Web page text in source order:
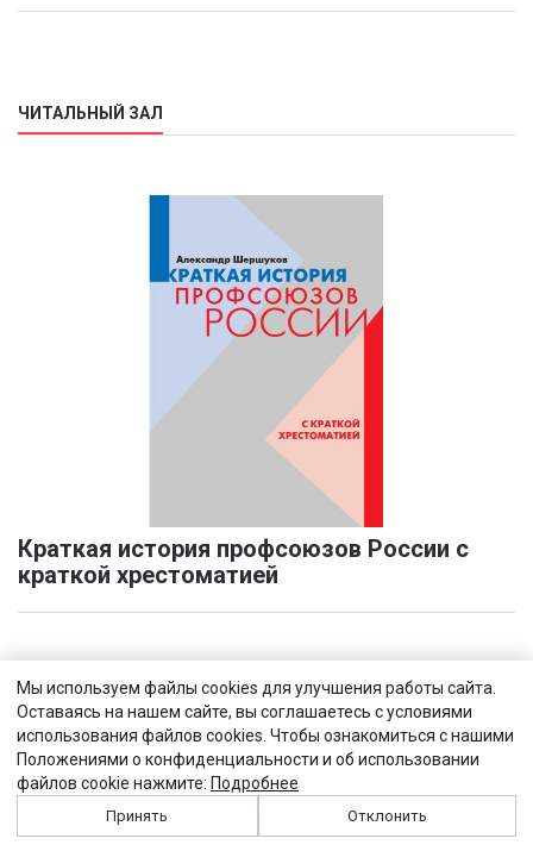
ЧИТАЛЬНЫЙ ЗАЛ
Краткая история профсоюзов России с
краткой хрестоматией
Мы используем файлы cookies для улучшения работы сайта.
Оставаясь на нашем сайте, вы соглашаетесь с условиями
использования файлов cookies. Чтобы ознакомиться с нашими
Положениями о конфиденциальности и об использовании
файлов cookie нажмите: Подробнее
Принять Отклонить